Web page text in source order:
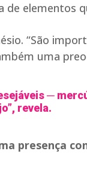
de elementos
“São
uma
─
revela.
presença